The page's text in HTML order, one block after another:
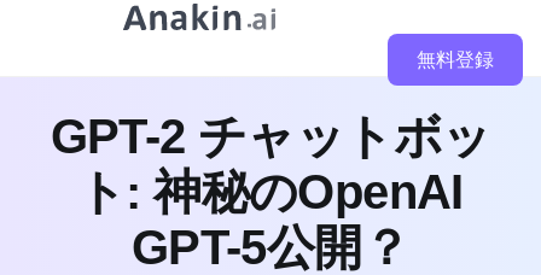
無料登録
GPT-2 チャットボッ
ト: 神秘のOpenAI
GPT-5公開？